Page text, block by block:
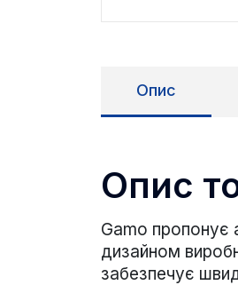
Опис
Опис
Gamo пропонує
дизайном
забезпечує